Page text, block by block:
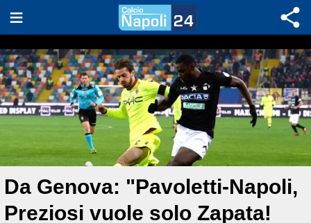
Da Genova: "Pavoletti-Napoli,
Preziosi vuole solo Zapata!